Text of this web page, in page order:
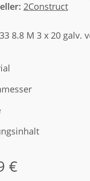
2Construct
8.8 M 3 x 20 galv.
€